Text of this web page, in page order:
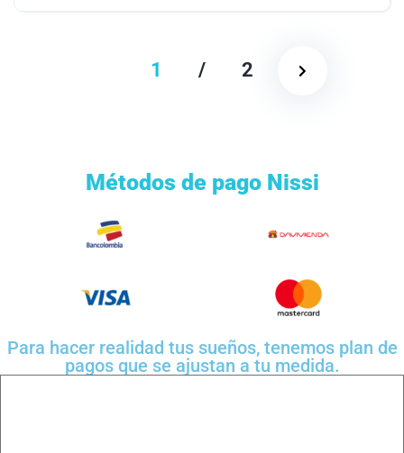
1 / 2
Métodos de pago Nissi
Para hacer realidad tus sueños, tenemos plan de
pagos que se ajustan a tu medida.